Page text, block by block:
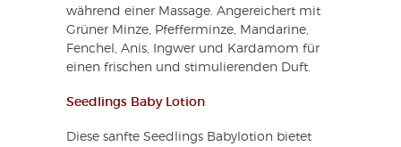
während einer Massage. Angereichert mit
Grüner Minze, Pfefferminze, Mandarine,
Fenchel, Anis, Ingwer und Kardamom für
einen frischen und stimulierenden Duft.
Seedlings Baby Lotion
Diese sanfte Seedlings Babylotion bietet